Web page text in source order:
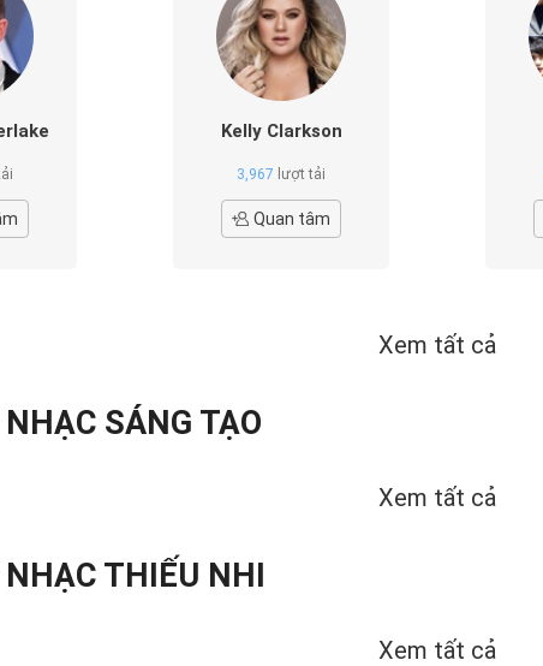
Kelly Clarkson
3,967 lượt tải
Quan tâm
Xem tất cả
SÁNG TẠO
Xem tất cả
NHẠC THIẾU NHI
Xem tất cả